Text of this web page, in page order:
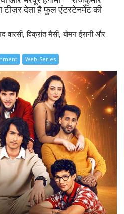
टीज़र देता है फुल एंटरटेनमेंट की
वारसी, विक्रांत मैसी, बोमन ईरानी और
Web-Series